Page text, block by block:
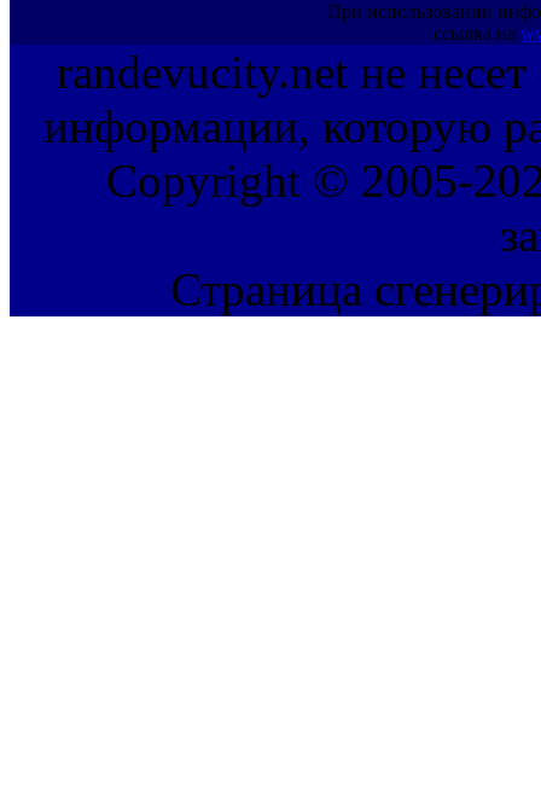
При использовании
ссылка на
randevucity.net не несет
информации, которую
Copyright © 2005-
Страница